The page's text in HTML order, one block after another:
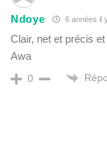
Ndoye 6 années il
Clair, net et précis
Awa
0